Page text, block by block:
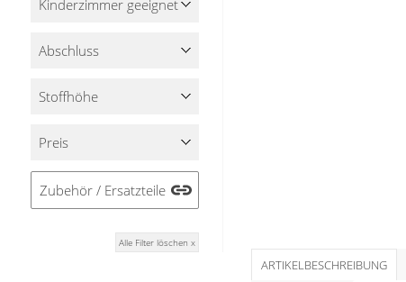
Stoffe
Panneaux
Kinderzimmer geeignet
Abschluss
Stoffhöhe
Preis
Zubehör / Ersatzteile
Alle Filter löschen x
ARTIKELBESCHREIBUNG